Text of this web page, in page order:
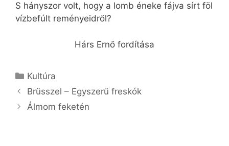
S hányszor volt, hogy a lomb éneke fájva sírt föl
vízbefúlt reményeidről?
Hárs Ernő fordítása
Kategória
Kultúra
Brüsszel – Egyszerű freskók
Álmom feketén